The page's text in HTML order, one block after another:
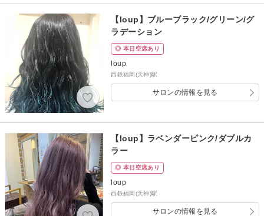
【loup】ブルーブラック/グリーン/グ
ラデーション
◎ 本日空席あり
loup
西鉄福岡(天神)駅
サロンの情報を見る
【loup】ラベンダーピンク/ダブルカ
ラー
◎ 本日空席あり
loup
西鉄福岡(天神)駅
サロンの情報を見る